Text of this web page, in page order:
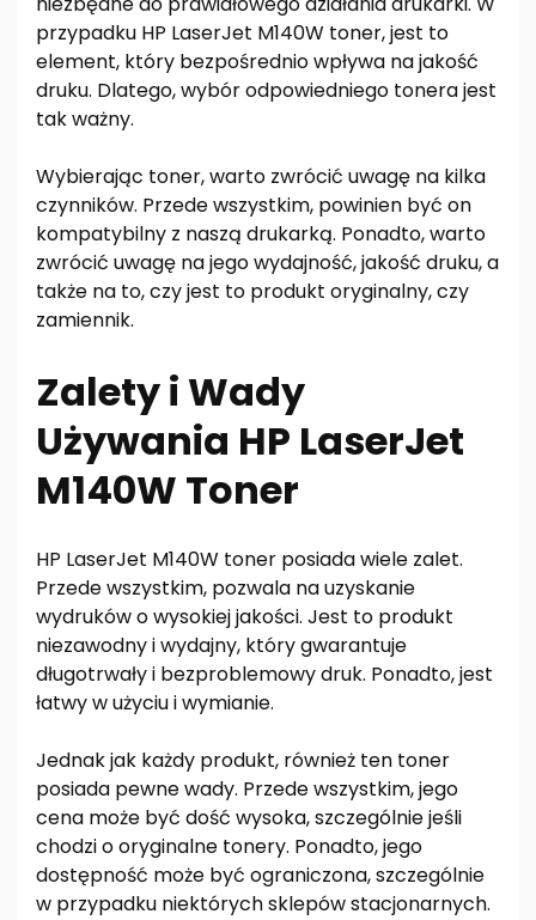
przypadku HP LaserJet M140W toner, jest to
element, który bezpośrednio wpływa na jakość
druku. Dlatego, wybór odpowiedniego tonera jest
tak ważny.
Wybierając toner, warto zwrócić uwagę na kilka
czynników. Przede wszystkim, powinien być on
kompatybilny z naszą drukarką. Ponadto, warto
zwrócić uwagę na jego wydajność, jakość druku, a
także na to, czy jest to produkt oryginalny, czy
zamiennik.
Zalety i Wady
Używania HP LaserJet
M140W Toner
HP LaserJet M140W toner posiada wiele zalet.
Przede wszystkim, pozwala na uzyskanie
wydruków o wysokiej jakości. Jest to produkt
niezawodny i wydajny, który gwarantuje
długotrwały i bezproblemowy druk. Ponadto, jest
łatwy w użyciu i wymianie.
Jednak jak każdy produkt, również ten toner
posiada pewne wady. Przede wszystkim, jego
cena może być dość wysoka, szczególnie jeśli
chodzi o oryginalne tonery. Ponadto, jego
dostępność może być ograniczona, szczególnie
w przypadku niektórych sklepów stacjonarnych.